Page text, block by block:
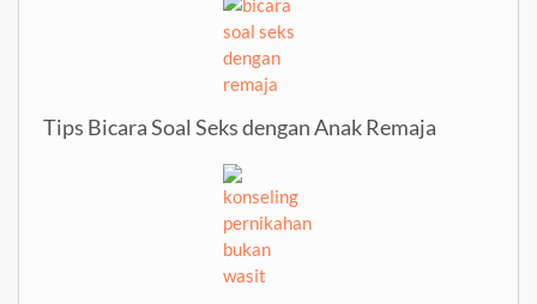
Tips Bicara Soal Seks dengan Anak Remaja